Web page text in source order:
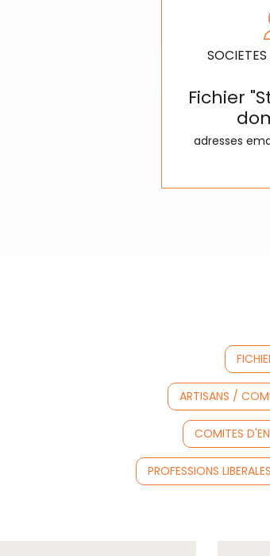
Fichier
adresses
ARTISANS /
COMITES
PROFESSIONS LIBERALES